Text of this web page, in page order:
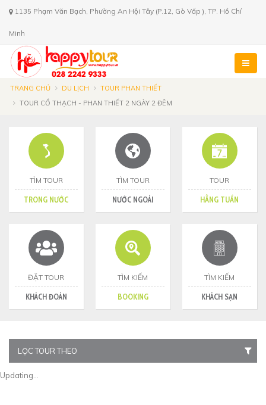
1135 Phạm Văn Bạch, Phường An Hội Tây (P.12, Gò Vấp ), TP. Hồ Chí
Minh
TRANG CHỦ DU LỊCH
TOUR PHAN THIẾT
TOUR CỔ THẠCH - PHAN THIẾT 2 NGÀY 2 ĐÊM
TÌM TOUR
TRONG NƯỚC
TÌM TOUR
NƯỚC NGOÀI
TOUR
HẰNG TUẦN
ĐẶT TOUR
KHÁCH ĐOÀN
TÌM KIẾM
BOOKING
TÌM KIẾM
KHÁCH SẠN
LỌC TOUR THEO
Updating...